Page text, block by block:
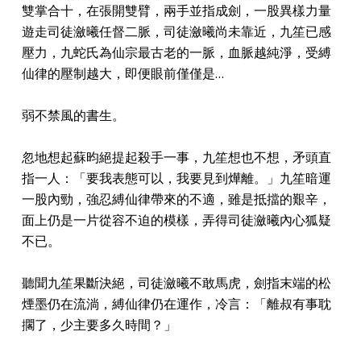
雙掌合十，在張開雙臂，兩手並指成劍，一股異樣力量
遊走司徒瀲曦任督二脈，司徒瀲曦尚未靠近，九笙已感
壓力，九蛇氏為仙宗最古老的一脈，血脈越純淨，受縛
仙律的壓制越大，即便眼前僅僅是…
弱不禁風的書生。
忽地想起蘇昀絕提起殺手一事，九笙想也不想，矛頭直
指一人：「要我表態可以，我要見到燁離。」九笙暗運
一股內勁，強忍縛仙律帶來的不適，雖是抵擋的艱辛，
面上仍是一片從容不迫的模樣，弄得司徒瀲曦內心狐疑
不已。
聽聞九笙果斷決絕，司徒瀲曦不敢馬虎，劍指末端的松
煙墨仍在流淌，縛仙律仍在運作，冷言：「離叔有事耽
擱了，少主要多久時間？」